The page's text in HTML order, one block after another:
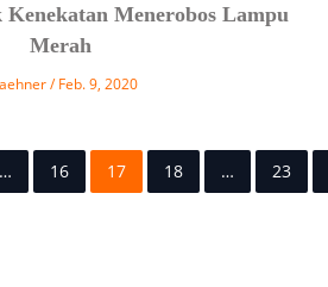
Menerobos Lampu
Merah
Feb. 9, 2020
… 16 17 18 … 23